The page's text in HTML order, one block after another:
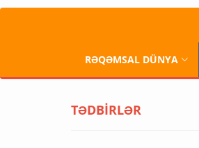
RƏQƏMSAL DÜNYA
TƏDBİRLƏR